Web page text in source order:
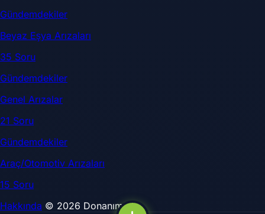
Gündemdekiler
Beyaz Eşya Arızaları
35 Soru
Gündemdekiler
Genel Arızalar
21 Soru
Gündemdekiler
Araç/Otomotiv Arızaları
15 Soru
Hakkında © 2026 DonanımSor